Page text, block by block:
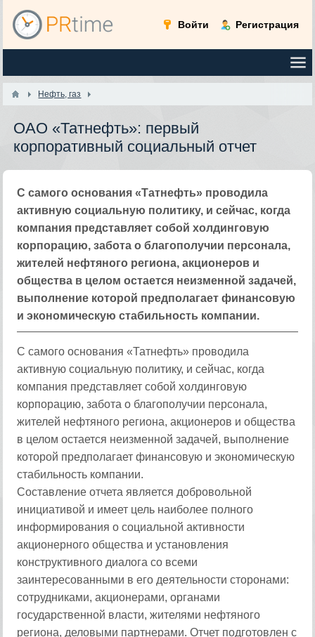
Войти Регистрация
Нефть, газ
ОАО «Татнефть»: первый
корпоративный социальный отчет
С самого основания «Татнефть» проводила
активную социальную политику, и сейчас, когда
компания представляет собой холдинговую
корпорацию, забота о благополучии персонала,
жителей нефтяного региона, акционеров и
общества в целом остается неизменной задачей,
выполнение которой предполагает финансовую
и экономическую стабильность компании.
С самого основания «Татнефть» проводила
активную социальную политику, и сейчас, когда
компания представляет собой холдинговую
корпорацию, забота о благополучии персонала,
жителей нефтяного региона, акционеров и общества
в целом остается неизменной задачей, выполнение
которой предполагает финансовую и экономическую
стабильность компании.
Составление отчета является добровольной
инициативой и имеет цель наиболее полного
информирования о социальной активности
акционерного общества и установления
конструктивного диалога со всеми
заинтересованными в его деятельности сторонами:
сотрудниками, акционерами, органами
государственной власти, жителями нефтяного
региона, деловыми партнерами. Отчет подготовлен с